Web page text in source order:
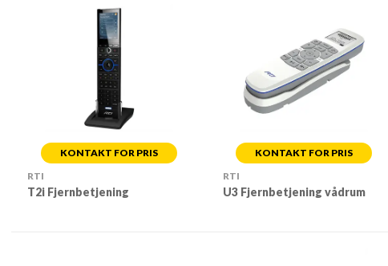
KONTAKT FOR PRIS
RTI
T2i Fjernbetjening
KONTAKT FOR PRIS
RTI
U3 Fjernbetjening vådrum